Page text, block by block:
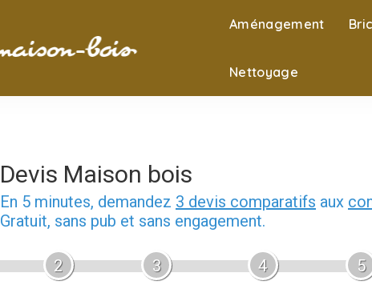
Aménagement
Nettoyage
Devis Maison bois
En 5 minutes, demandez 3 devis comparatifs aux
Gratuit, sans pub et sans engagement.
2 3 4 5